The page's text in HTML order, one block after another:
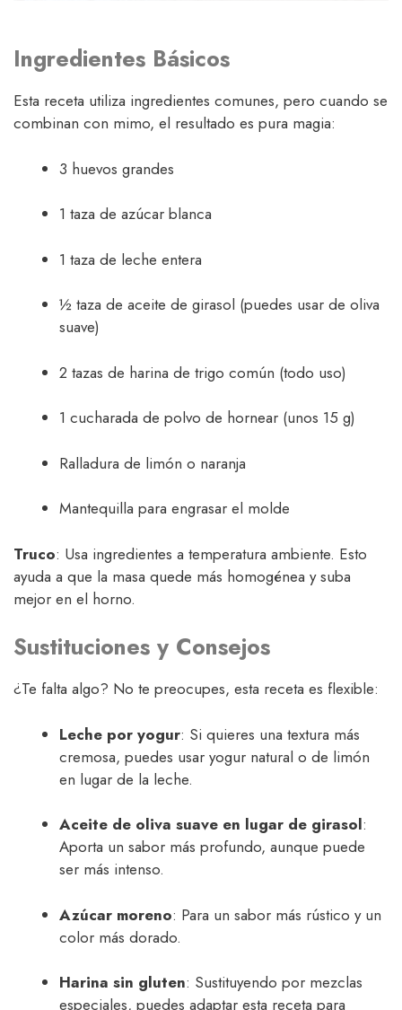
Ingredientes Básicos
Esta receta utiliza ingredientes comunes, pero cuando se
combinan con mimo, el resultado es pura magia:
3 huevos grandes
1 taza de azúcar blanca
1 taza de leche entera
½ taza de aceite de girasol (puedes usar de oliva
suave)
2 tazas de harina de trigo común (todo uso)
1 cucharada de polvo de hornear (unos 15 g)
Ralladura de limón o naranja
Mantequilla para engrasar el molde
Truco: Usa ingredientes a temperatura ambiente. Esto
ayuda a que la masa quede más homogénea y suba
mejor en el horno.
Sustituciones y Consejos
¿Te falta algo? No te preocupes, esta receta es flexible:
Leche por yogur: Si quieres una textura más
cremosa, puedes usar yogur natural o de limón
en lugar de la leche.
Aceite de oliva suave en lugar de girasol:
Aporta un sabor más profundo, aunque puede
ser más intenso.
Azúcar moreno: Para un sabor más rústico y un
color más dorado.
Harina sin gluten: Sustituyendo por mezclas
especiales, puedes adaptar esta receta para